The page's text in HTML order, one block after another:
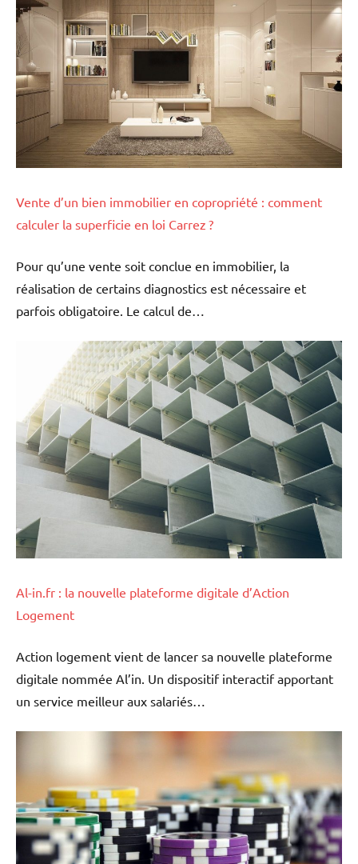
Vente d’un bien immobilier en copropriété : comment
calculer la superficie en loi Carrez ?
Pour qu’une vente soit conclue en immobilier, la
réalisation de certains diagnostics est nécessaire et
parfois obligatoire. Le calcul de…
Al-in.fr : la nouvelle plateforme digitale d’Action
Logement
Action logement vient de lancer sa nouvelle plateforme
digitale nommée Al’in. Un dispositif interactif apportant
un service meilleur aux salariés…